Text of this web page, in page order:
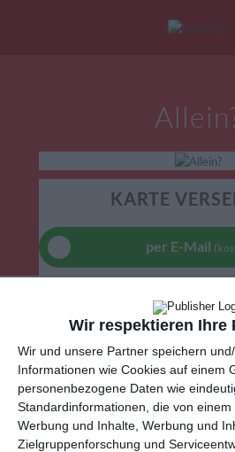
Wir respektieren Ihre
Wir und unsere Partner speichern
Informationen wie Cookies auf einem
personenbezogene Daten wie
Standardinformationen, die von
Werbung und Inhalte, Werbung und
Zielgruppenforschung und
KARTE
per E-Mail
TEILEN
Facebook, Twitter,
WEITERE
KATEGORIEN